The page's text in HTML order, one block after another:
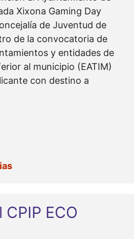
Xixona Gaming Day
de Juventud de
de la convocatoria de
y entidades de
al municipio (EATIM)
con destino a
ECO